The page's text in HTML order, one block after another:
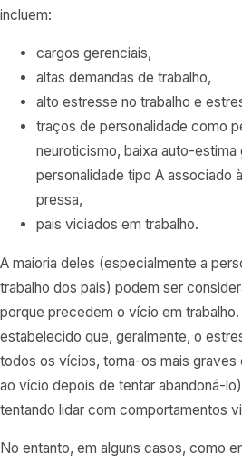
incluem:
cargos gerenciais,
altas demandas de trabalho,
alto estresse no trabalho e
traços de personalidade como
neuroticismo, baixa auto-estima
personalidade tipo A associado
pressa,
pais viciados em trabalho.
A maioria deles (especialmente a
trabalho dos pais) podem ser
porque precedem o vício em
estabelecido que, geralmente, o
todos os vícios, torna-os mais graves
ao vício depois de tentar abandoná-
tentando lidar com comportamentos
No entanto, em alguns casos, como